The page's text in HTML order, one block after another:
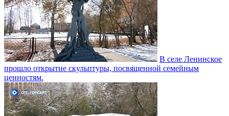
В селе Ленинское
прошло открытие скульптуры, посвященной семейным
ценностям.